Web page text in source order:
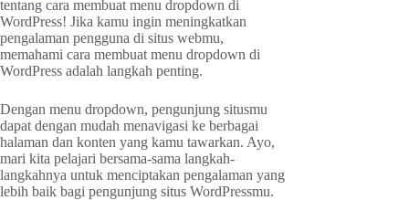
tentang cara membuat menu dropdown di
WordPress! Jika kamu ingin meningkatkan
pengalaman pengguna di situs webmu,
memahami cara membuat menu dropdown di
WordPress adalah langkah penting.
Dengan menu dropdown, pengunjung situsmu
dapat dengan mudah menavigasi ke berbagai
halaman dan konten yang kamu tawarkan. Ayo,
mari kita pelajari bersama-sama langkah-
langkahnya untuk menciptakan pengalaman yang
lebih baik bagi pengunjung situs WordPressmu.